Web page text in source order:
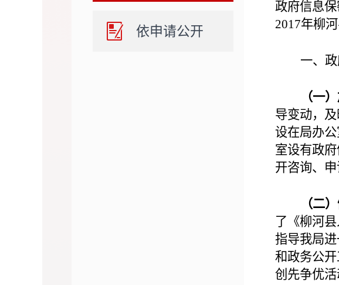
依申请公开
政府信息
2017年柳
一、
（一
导变动，
设在局办
室设有政
开咨询、申
（二
了《柳河
指导我局
和政务公
创先争优活